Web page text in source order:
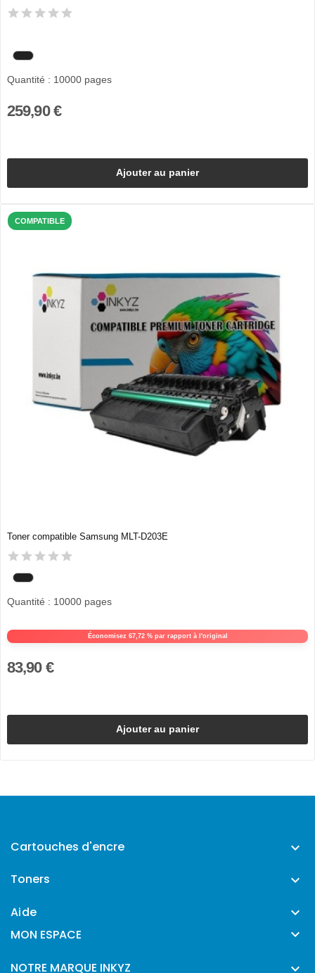
Quantité : 10000 pages
259,90 €
Ajouter au panier
COMPATIBLE
Toner compatible Samsung MLT-D203E
Économisez 67,72 % par rapport à l'original
Quantité : 10000 pages
83,90 €
Ajouter au panier
Cartouches d'encre 
Toners 
Aide 
MON ESPACE 
NOTRE MARQUE INKYZ 